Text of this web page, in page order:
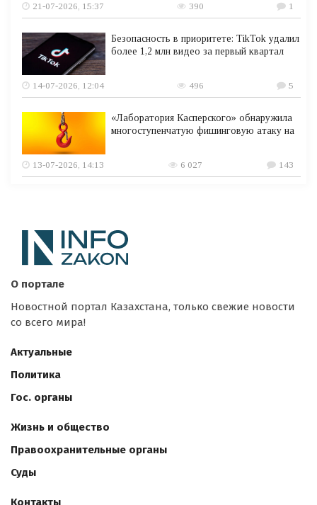
21-07-2026, 15:37 390 1
Безопасность в приоритете: TikTok удалил
более 1,2 млн видео за первый квартал
14-07-2026, 12:04 496 5
«Лаборатория Касперского» обнаружила
многоступенчатую фишинговую атаку на
13-07-2026, 14:13 6 027 143
О портале
Новостной портал Казахстана, только свежие новости
со всего мира!
Актуальные
Политика
Гос. органы
Жизнь и общество
Правоохранительные органы
Суды
Контакты